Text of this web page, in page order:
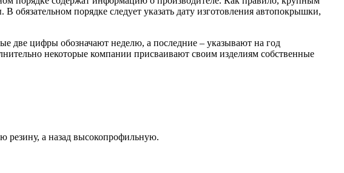
порядке следует указать дату изготовления автопокрышки,
две цифры обозначают неделю, а последние – указывают на год
некоторые компании присваивают своим изделиям собственные
резину, а назад высокопрофильную.